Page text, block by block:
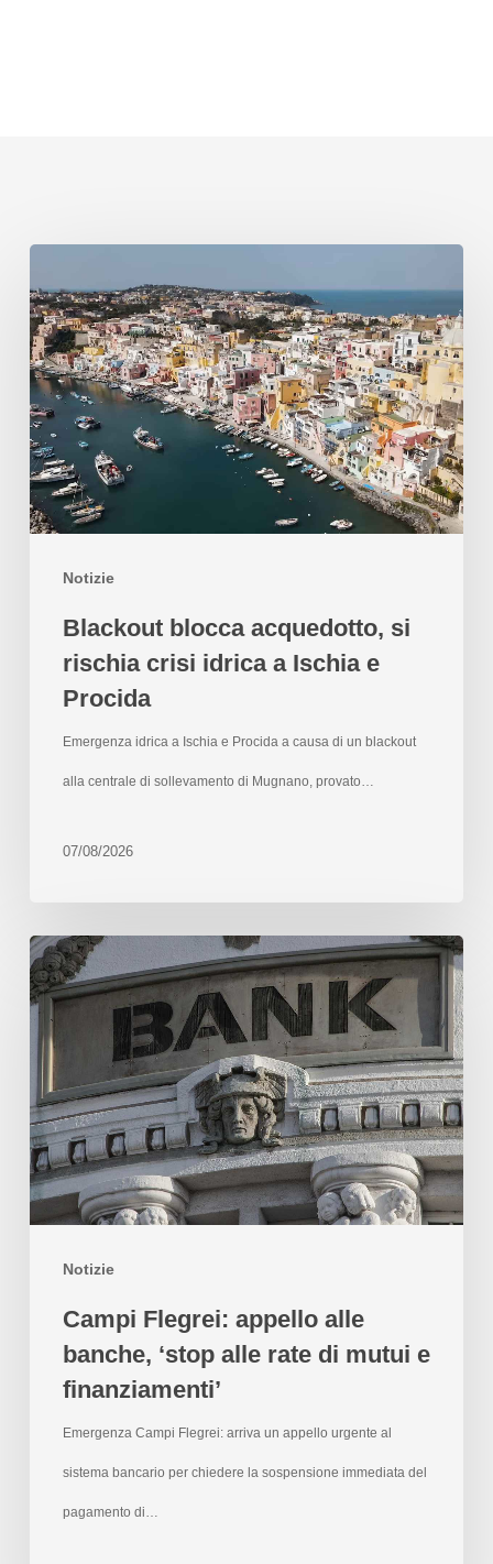
Notizie
Blackout blocca acquedotto, si
rischia crisi idrica a Ischia e
Procida
Emergenza idrica a Ischia e Procida a causa di un blackout
alla centrale di sollevamento di Mugnano, provato…
07/08/2026
Notizie
Campi Flegrei: appello alle
banche, ‘stop alle rate di mutui e
finanziamenti’
Emergenza Campi Flegrei: arriva un appello urgente al
sistema bancario per chiedere la sospensione immediata del
pagamento di…